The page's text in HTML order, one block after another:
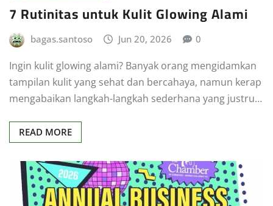
7 Rutinitas untuk Kulit Glowing Alami
bagas.santoso Jun 20, 2026 0
Ingin kulit glowing alami? Banyak orang mengidamkan
tampilan kulit yang sehat dan bercahaya, namun kerap
mengabaikan langkah-langkah sederhana yang justru…
READ MORE